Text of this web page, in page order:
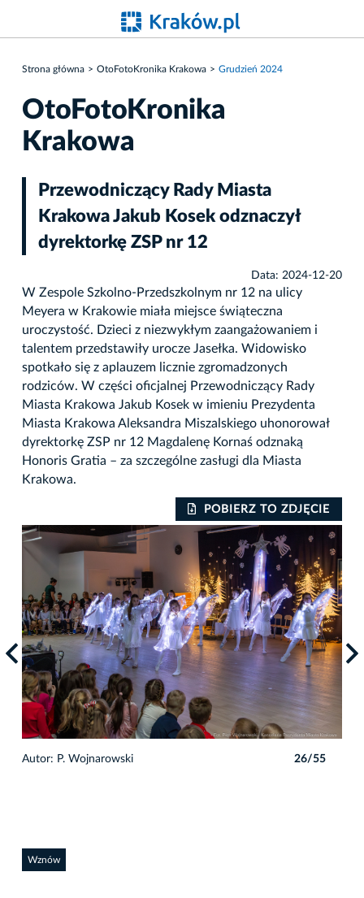
Strona główna OtoFotoKronika Krakowa Grudzień 2024
OtoFotoKronika
Krakowa
Przewodniczący Rady Miasta
Krakowa Jakub Kosek odznaczył
dyrektorkę ZSP nr 12
Data: 2024-12-20
W Zespole Szkolno-Przedszkolnym nr 12 na ulicy
Meyera w Krakowie miała miejsce świąteczna
uroczystość. Dzieci z niezwykłym zaangażowaniem i
talentem przedstawiły urocze Jasełka. Widowisko
spotkało się z aplauzem licznie zgromadzonych
rodziców. W części oficjalnej Przewodniczący Rady
Miasta Krakowa Jakub Kosek w imieniu Prezydenta
Miasta Krakowa Aleksandra Miszalskiego uhonorował
dyrektorkę ZSP nr 12 Magdalenę Kornaś odznaką
Honoris Gratia – za szczególne zasługi dla Miasta
Krakowa.
POBIERZ TO ZDJĘCIE
Autor: P. Wojnarowski 26/55
Wznów